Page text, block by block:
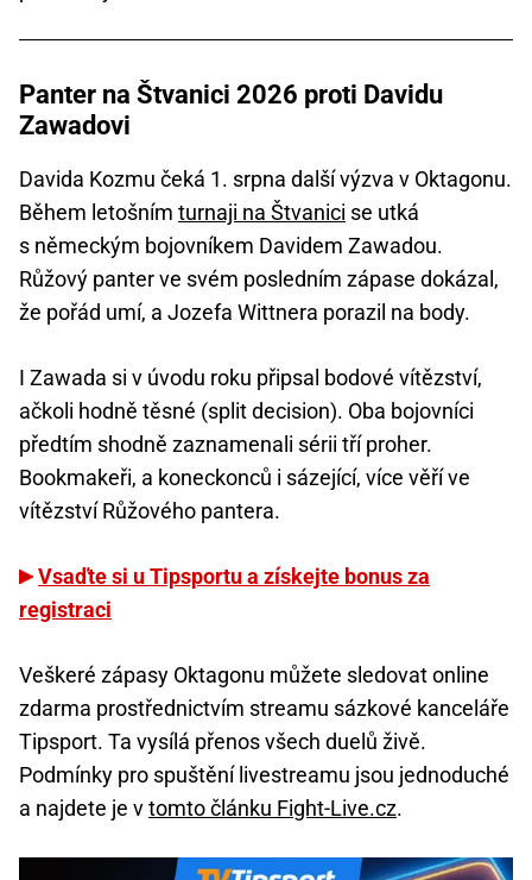
Panter na Štvanici 2026 proti Davidu
Zawadovi
Davida Kozmu čeká 1. srpna další výzva v Oktagonu.
Během letošním turnaji na Štvanici se utká
s německým bojovníkem Davidem Zawadou.
Růžový panter ve svém posledním zápase dokázal,
že pořád umí, a Jozefa Wittnera porazil na body.
I Zawada si v úvodu roku připsal bodové vítězství,
ačkoli hodně těsné (split decision). Oba bojovníci
předtím shodně zaznamenali sérii tří proher.
Bookmakeři, a koneckonců i sázející, více věří ve
vítězství Růžového pantera.
Vsaďte si u Tipsportu a získejte bonus za
registraci
Veškeré zápasy Oktagonu můžete sledovat online
zdarma prostřednictvím streamu sázkové kanceláře
Tipsport. Ta vysílá přenos všech duelů živě.
Podmínky pro spuštění livestreamu jsou jednoduché
a najdete je vtomto článku Fight-Live.cz.